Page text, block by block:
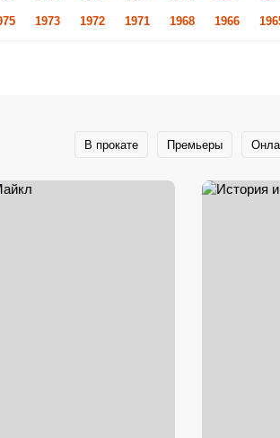
1973 1972 1971 1968 1966
В прокате Премьеры